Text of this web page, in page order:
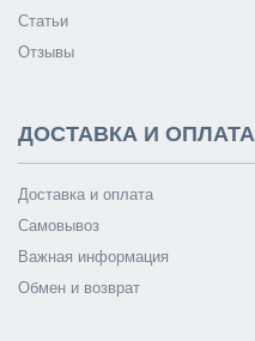
Статьи
Отзывы
ДОСТАВКА И ОПЛАТА
Доставка и оплата
Самовывоз
Важная информация
Обмен и возврат